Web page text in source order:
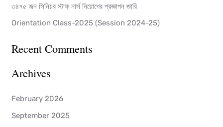
o
r
৩৪৭৫ জন সিনিয়র স্টাফ নার্স নিয়োগের প্রজ্ঞাপন জারি
Orientation Class-2025 (Session 2024-25)
Recent Comments
Archives
February 2026
September 2025